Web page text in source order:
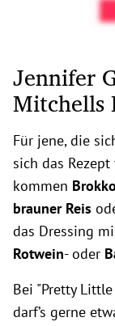
Jennifer
Mitchells
Für jene, die
sich das
kommen
brauner Reis
das Dressing
Rotwein- oder
Bei "Pretty
darf’s gerne